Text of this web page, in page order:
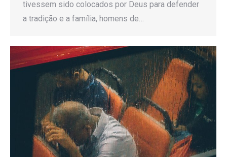
tivessem sido colocados por Deus para defender
a tradição e a família, homens de…